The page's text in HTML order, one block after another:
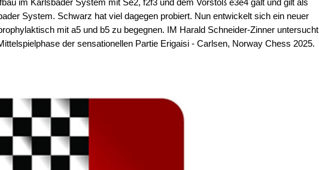
System. Schwarz hat viel dagegen probiert. Nun entwickelt sich ein neuer
mit a5 und b5 zu begegnen. IM Harald Schneider-Zinner untersucht
der sensationellen Partie Erigaisi - Carlsen, Norway Chess 2025.